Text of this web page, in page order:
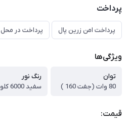
پرداخت
پرداخت امن زرین پال پرداخت در محل
ویژگی‌ها
توان
80 وات (جفت 160 )
رنگ نور
سفید 6000 کلوین
قیمت: